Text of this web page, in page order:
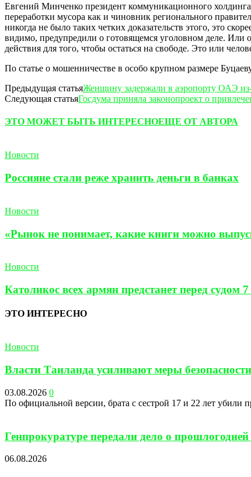
Евгений Минченко президент коммуникационного
переработки мусора как и чиновник регионального
никогда не было таких четких доказательств этого, это
видимо, предупредили о готовящемся уголовном деле. Или
действия для того, чтобы остаться на свободе. Это или
По статье о мошенничестве в особо крупном размере
Предыдущая статьяЖенщину задержали в аэропорту ОАЭ
Следующая статьяГосдума приняла законопроект о
ЭТО МОЖЕТ БЫТЬ ИНТЕРЕСНОЕЩЕ ОТ АВТОРА
Новости
Россияне стали реже хранить деньги в банках
Новости
«Рынок не понимает, какие книги можно
Новости
Католикос всех армян предстанет перед судом 7
ЭТО ИНТЕРЕСНО
Новости
Власти Таиланда усиливают меры
03.08.2026 0
По официальной версии, брата с сестрой 17 и 22 лет убили
Генпрокуратуре передали дело о
06.08.2026